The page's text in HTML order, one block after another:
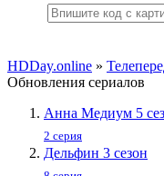
HDDay.online »
Обновления сериалов
Анна Медиум 5
2 серия
Дельфин 3 сезон